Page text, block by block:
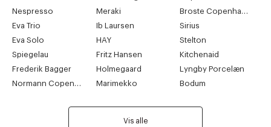
Nespresso
Meraki
Broste Copenhagen
Eva Trio
Ib Laursen
Sirius
Eva Solo
HAY
Stelton
Spiegelau
Fritz Hansen
Kitchenaid
Frederik Bagger
Holmegaard
Lyngby Porcelæn
Normann Copenhagen
Marimekko Bodum
Vis alle